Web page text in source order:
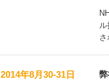
さ
2014年8月30-31日